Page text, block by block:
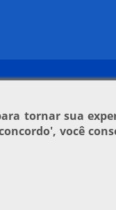
tornar sua
, você